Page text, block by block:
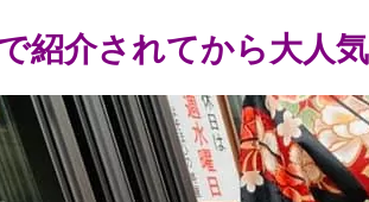
紹介されてから大人